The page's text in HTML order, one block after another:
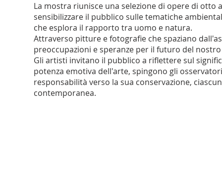
La mostra riunisce una selezione di opere di
sensibilizzare il pubblico sulle tematiche
che esplora il rapporto tra uomo e natura.
Attraverso pitture e fotografie che spaziano
preoccupazioni e speranze per il futuro del
Gli artisti invitano il pubblico a riflettere sul
potenza emotiva dell'arte, spingono gli
responsabilità verso la sua conservazione,
contemporanea.